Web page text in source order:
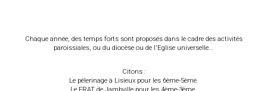
Chaque année, des temps forts sont proposés dans le cadre des activités
paroissiales, ou du diocèse ou de l'Eglise universelle...
Citons :
Le pèlerinage à Lisieux pour les 6ème-5ème.